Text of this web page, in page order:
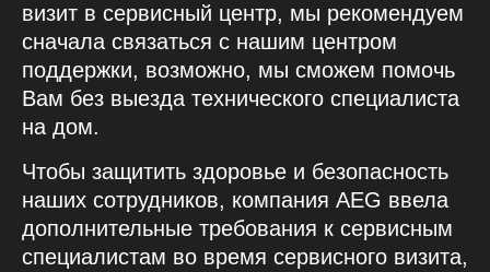
визит в сервисный центр, мы рекомендуем
сначала связаться с нашим центром
поддержки, возможно, мы сможем помочь
Вам без выезда технического специалиста
на дом.
Чтобы защитить здоровье и безопасность
наших сотрудников, компания AEG ввела
дополнительные требования к сервисным
специалистам во время сервисного визита,